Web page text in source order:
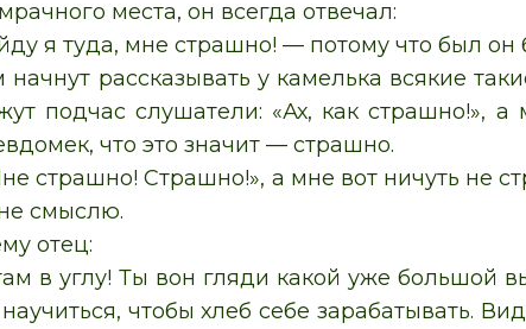
места, он всегда отвечал:
я туда, мне страшно! — потому что был он
рассказывать у камелька всякие
подчас слушатели: «Ах, как страшно!»,
что это значит — страшно.
страшно! Страшно!», а мне вот ничуть не
смыслю.
отец:
в углу! Ты вон гляди какой уже большой
чтобы хлеб себе зарабатывать.